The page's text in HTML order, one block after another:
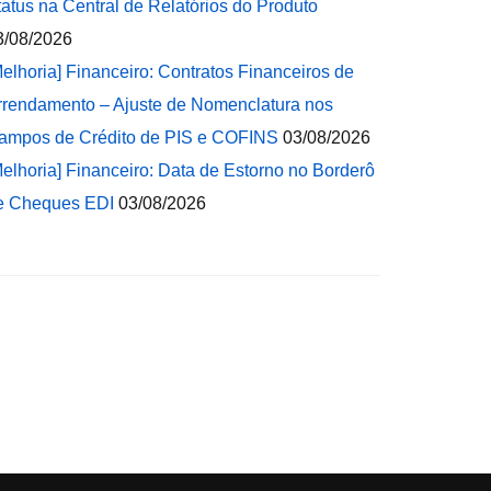
na Central de Relatórios do Produto
08/2026
Financeiro: Contratos Financeiros de
– Ajuste de Nomenclatura nos
de Crédito de PIS e COFINS 03/08/2026
Financeiro: Data de Estorno no Borderô
Cheques EDI 03/08/2026